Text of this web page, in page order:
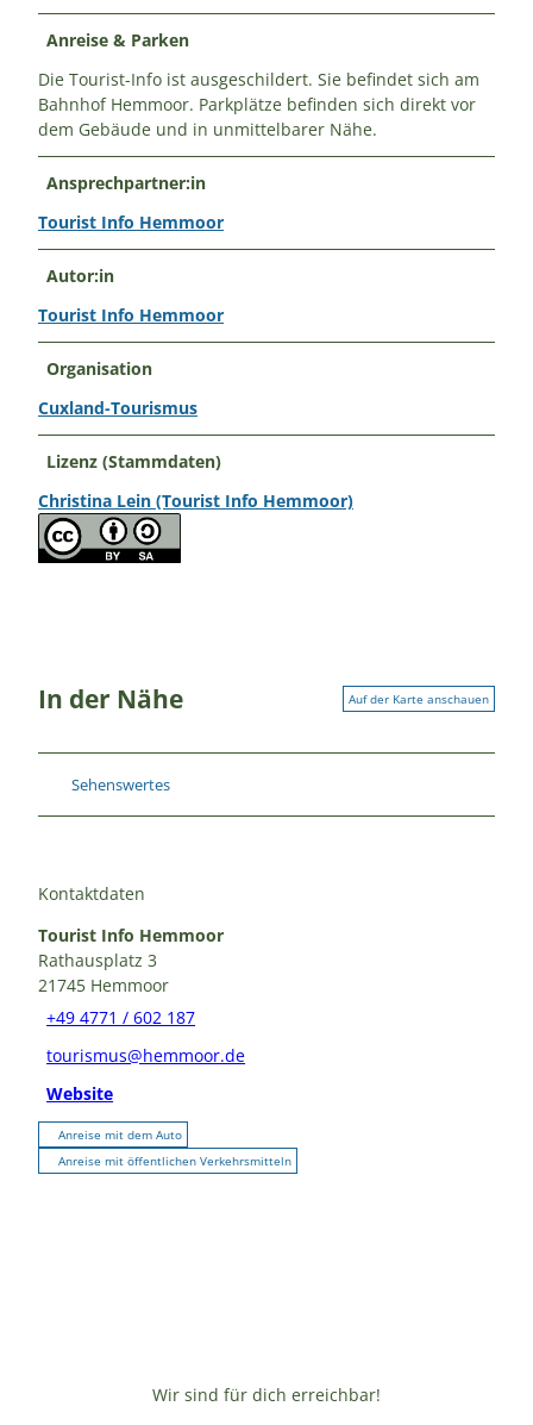
Anreise & Parken
Die Tourist-Info ist ausgeschildert. Sie befindet sich am
Bahnhof Hemmoor. Parkplätze befinden sich direkt vor
dem Gebäude und in unmittelbarer Nähe.
Ansprechpartner:in
Tourist Info Hemmoor
Autor:in
Tourist Info Hemmoor
Organisation
Cuxland-Tourismus
Lizenz (Stammdaten)
Christina Lein (Tourist Info Hemmoor)
In der Nähe Auf der Karte anschauen
Sehenswertes
Kontaktdaten
Tourist Info Hemmoor
Rathausplatz 3
21745 Hemmoor
+49 4771 / 602 187
tourismus@hemmoor.de
Website
Anreise mit dem Auto
Anreise mit öffentlichen Verkehrsmitteln
Wir sind für dich erreichbar!